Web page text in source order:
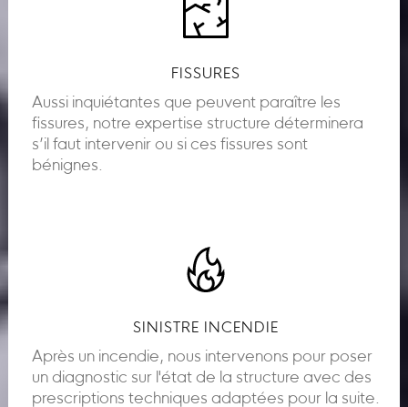
FISSURES
Aussi inquiétantes que peuvent paraître les
fissures, notre expertise structure déterminera
s’il faut intervenir ou si ces fissures sont
bénignes.
SINISTRE INCENDIE
Après un incendie, nous intervenons pour poser
un diagnostic sur l'état de la structure avec des
prescriptions techniques adaptées pour la suite.